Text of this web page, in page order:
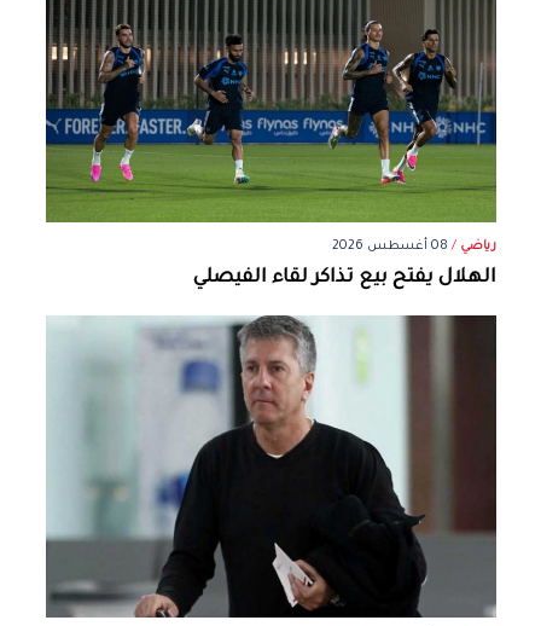
رياضي / 08 أغسطس 2026
الهلال يفتح بيع تذاكر لقاء الفيصلي